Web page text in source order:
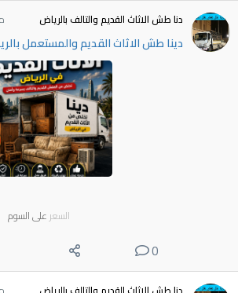
دنا طش الاثاث القديم والتالف بالرياض
دينا طش الاثاث القديم والمستعمل بالرياض
السعر على السوم
0